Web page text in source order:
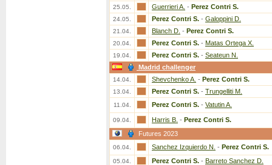
25.05. Guerrieri A. - Perez Contri S.
24.05. Perez Contri S. - Galoppini D.
21.04. Blanch D. - Perez Contri S.
20.04. Perez Contri S. - Matas Ortega X.
19.04. Perez Contri S. - Seateun N.
Madrid challenger
14.04. Shevchenko A. - Perez Contri S.
13.04. Perez Contri S. - Trungelliti M.
11.04. Perez Contri S. - Vatutin A.
09.04. Harris B. - Perez Contri S.
Futures 2023
06.04. Sanchez Izquierdo N. - Perez Contri S.
05.04. Perez Contri S. - Barreto Sanchez D.